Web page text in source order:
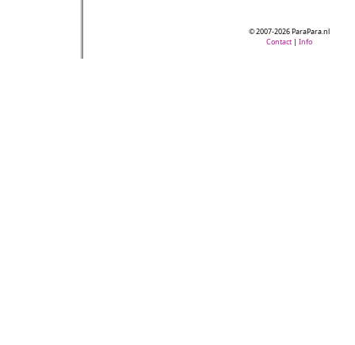
© 2007-2026 ParaPara.nl
Contact | Info